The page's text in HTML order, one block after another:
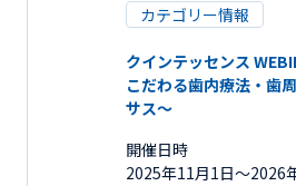
カテゴリー情報
クインテッセンス
こだわる歯内療法・歯
サス～
開催日時
2025年11月1日〜2026